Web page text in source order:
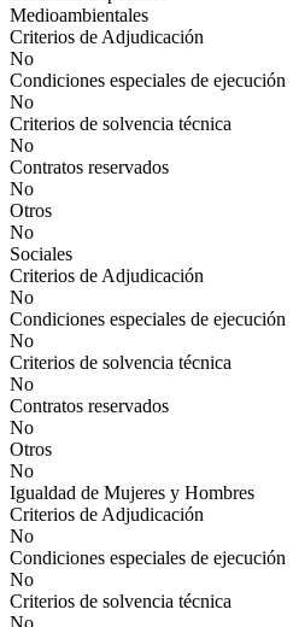
Medioambientales
Criterios de Adjudicación
No
Condiciones especiales de ejecución
No
Criterios de solvencia técnica
No
Contratos reservados
No
Otros
No
Sociales
Criterios de Adjudicación
No
Condiciones especiales de ejecución
No
Criterios de solvencia técnica
No
Contratos reservados
No
Otros
No
Igualdad de Mujeres y Hombres
Criterios de Adjudicación
No
Condiciones especiales de ejecución
No
Criterios de solvencia técnica